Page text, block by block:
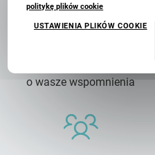
o wasze wspomnienia
politykę plików cookie
USTAWIENIA PLIKÓW COOKIE